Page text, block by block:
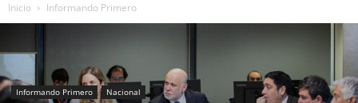
Inicio Informando Primero
Informando Primero Nacional